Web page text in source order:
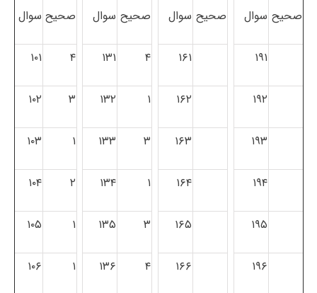
صحیح سوال صحیح سوال صحیح سوال صحیح سوال
۱۹۱ ۱۶۱ ۴ ۱۳۱ ۴ ۱۰۱
۱۹۲ ۱۶۲ ۱ ۱۳۲ ۳ ۱۰۲
۱۹۳ ۱۶۳ ۳ ۱۳۳ ۱ ۱۰۳
۱۹۴ ۱۶۴ ۱ ۱۳۴ ۲ ۱۰۴
۱۹۵ ۱۶۵ ۳ ۱۳۵ ۱ ۱۰۵
۱۹۶ ۱۶۶ ۴ ۱۳۶ ۱ ۱۰۶